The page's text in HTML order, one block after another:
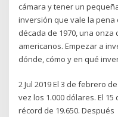
cámara y tener un
inversión que vale la pena
década de 1970, una
americanos. Empezar a
dónde, cómo y en qué
2 Jul 2019 El 3 de febrero
vez los 1.000 dólares. El
récord de 19.650. Después